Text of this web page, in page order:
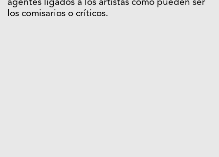
agentes ligados a los artistas como pueden ser
los comisarios o críticos.